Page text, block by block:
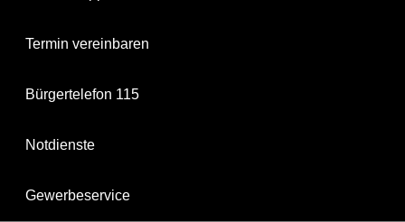
Termin vereinbaren
Bürgertelefon 115
Notdienste
Gewerbeservice